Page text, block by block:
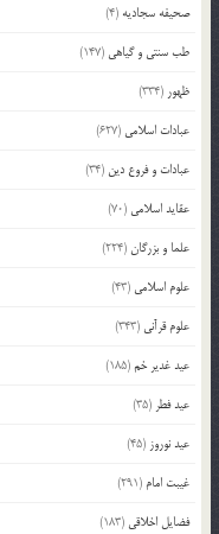
صحیفه سجادیه (4)
طب سنتی و گیاهی (147)
ظهور (334)
عبادات اسلامی (627)
عبادات و فروع دین (34)
عقاید اسلامی (70)
علما و بزرگان(224)
علوم اسلامی (43)
علوم قرآنی (343)
عید غدیر خم(185)
عید فطر (35)
عید نوروز (45)
غیبت امام (291)
فضایل اخلاقی (183)